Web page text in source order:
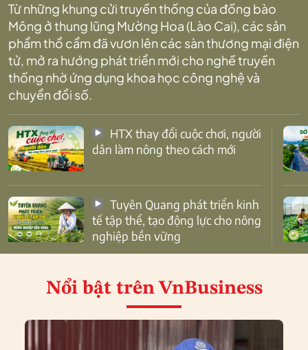
Từ những khung cửi truyền thống của đồng bào
Mông ở thung lũng Mường Hoa (Lào Cai), các sản
phẩm thổ cẩm đã vươn lên các sàn thương mại điện
tử, mở ra hướng phát triển mới cho nghề truyền
thống nhờ ứng dụng khoa học công nghệ và
chuyển đổi số.
dân làm nông theo cách mới
tế tập thể, tạo động lực cho nông
nghiệp bền vững
Nổi bật trên VnBusiness